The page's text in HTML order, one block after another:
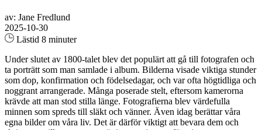
av: Jane Fredlund
2025-10-30
Lästid 8 minuter
Under slutet av 1800-talet blev det populärt att gå till fotografen och
ta porträtt som man samlade i album. Bilderna visade viktiga stunder
som dop, konfirmation och födelsedagar, och var ofta högtidliga och
noggrant arrangerade. Många poserade stelt, eftersom kamerorna
krävde att man stod stilla länge. Fotografierna blev värdefulla
minnen som spreds till släkt och vänner. Även idag berättar våra
egna bilder om våra liv. Det är därför viktigt att bevara dem och